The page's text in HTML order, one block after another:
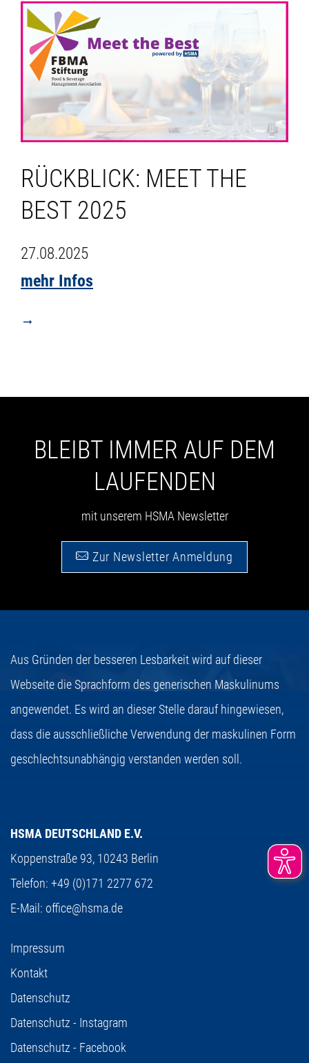
RÜCKBLICK: MEET THE
BEST 2025
27.08.2025
mehr Infos
BLEIBT IMMER AUF DEM
LAUFENDEN
mit unserem HSMA Newsletter
Zur Newsletter Anmeldung
Aus Gründen der besseren Lesbarkeit wird auf dieser
Webseite die Sprachform des generischen Maskulinums
angewendet. Es wird an dieser Stelle darauf hingewiesen,
dass die ausschließliche Verwendung der maskulinen Form
geschlechtsunabhängig verstanden werden soll.
HSMA DEUTSCHLAND E.V.
Koppenstraße 93, 10243 Berlin
Telefon: +49 (0)171 2277 672
E-Mail: office@hsma.de
Impressum
Kontakt
Datenschutz
Datenschutz - Instagram
Datenschutz - Facebook